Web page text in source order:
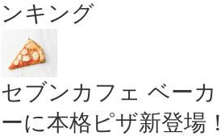
ンキング
セブンカフェ ベーカ
ーに本格ピザ新登場！